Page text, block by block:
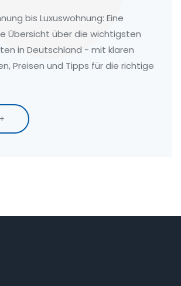
bis Luxuswohnung: Eine
Übersicht über die wichtigsten
in Deutschland - mit klaren
Preisen und Tipps für die richtige